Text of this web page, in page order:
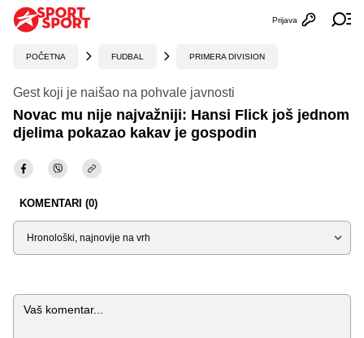
Otvori
Prijava
POČETNA FUDBAL PRIMERA DIVISION
Gest koji je naišao na pohvale javnosti
Novac mu nije najvažniji: Hansi Flick još jednom
djelima pokazao kakav je gospodin
KOMENTARI (0)
Sortiraj
Komentar